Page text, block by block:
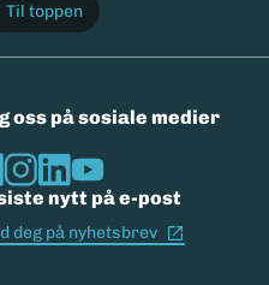
Til toppen
oss på sosiale medier
nytt på e-post
deg på nyhetsbrev